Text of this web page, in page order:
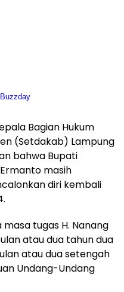
Bagian Hukum
(Setdakab) Lampung
bahwa Bupati
masih
diri kembali
tugas H. Nanang
atau dua tahun dua
atau dua setengah
Undang-Undang